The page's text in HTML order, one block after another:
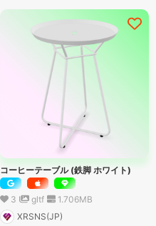
コーヒーテーブル (鉄脚 ホワイト)
3 gltf 1.706MB
XRSNS(JP)